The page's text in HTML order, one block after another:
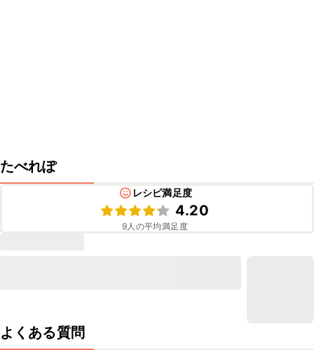
たべれぽ
レシピ満足度
4.20
9人の平均満足度
よくある質問